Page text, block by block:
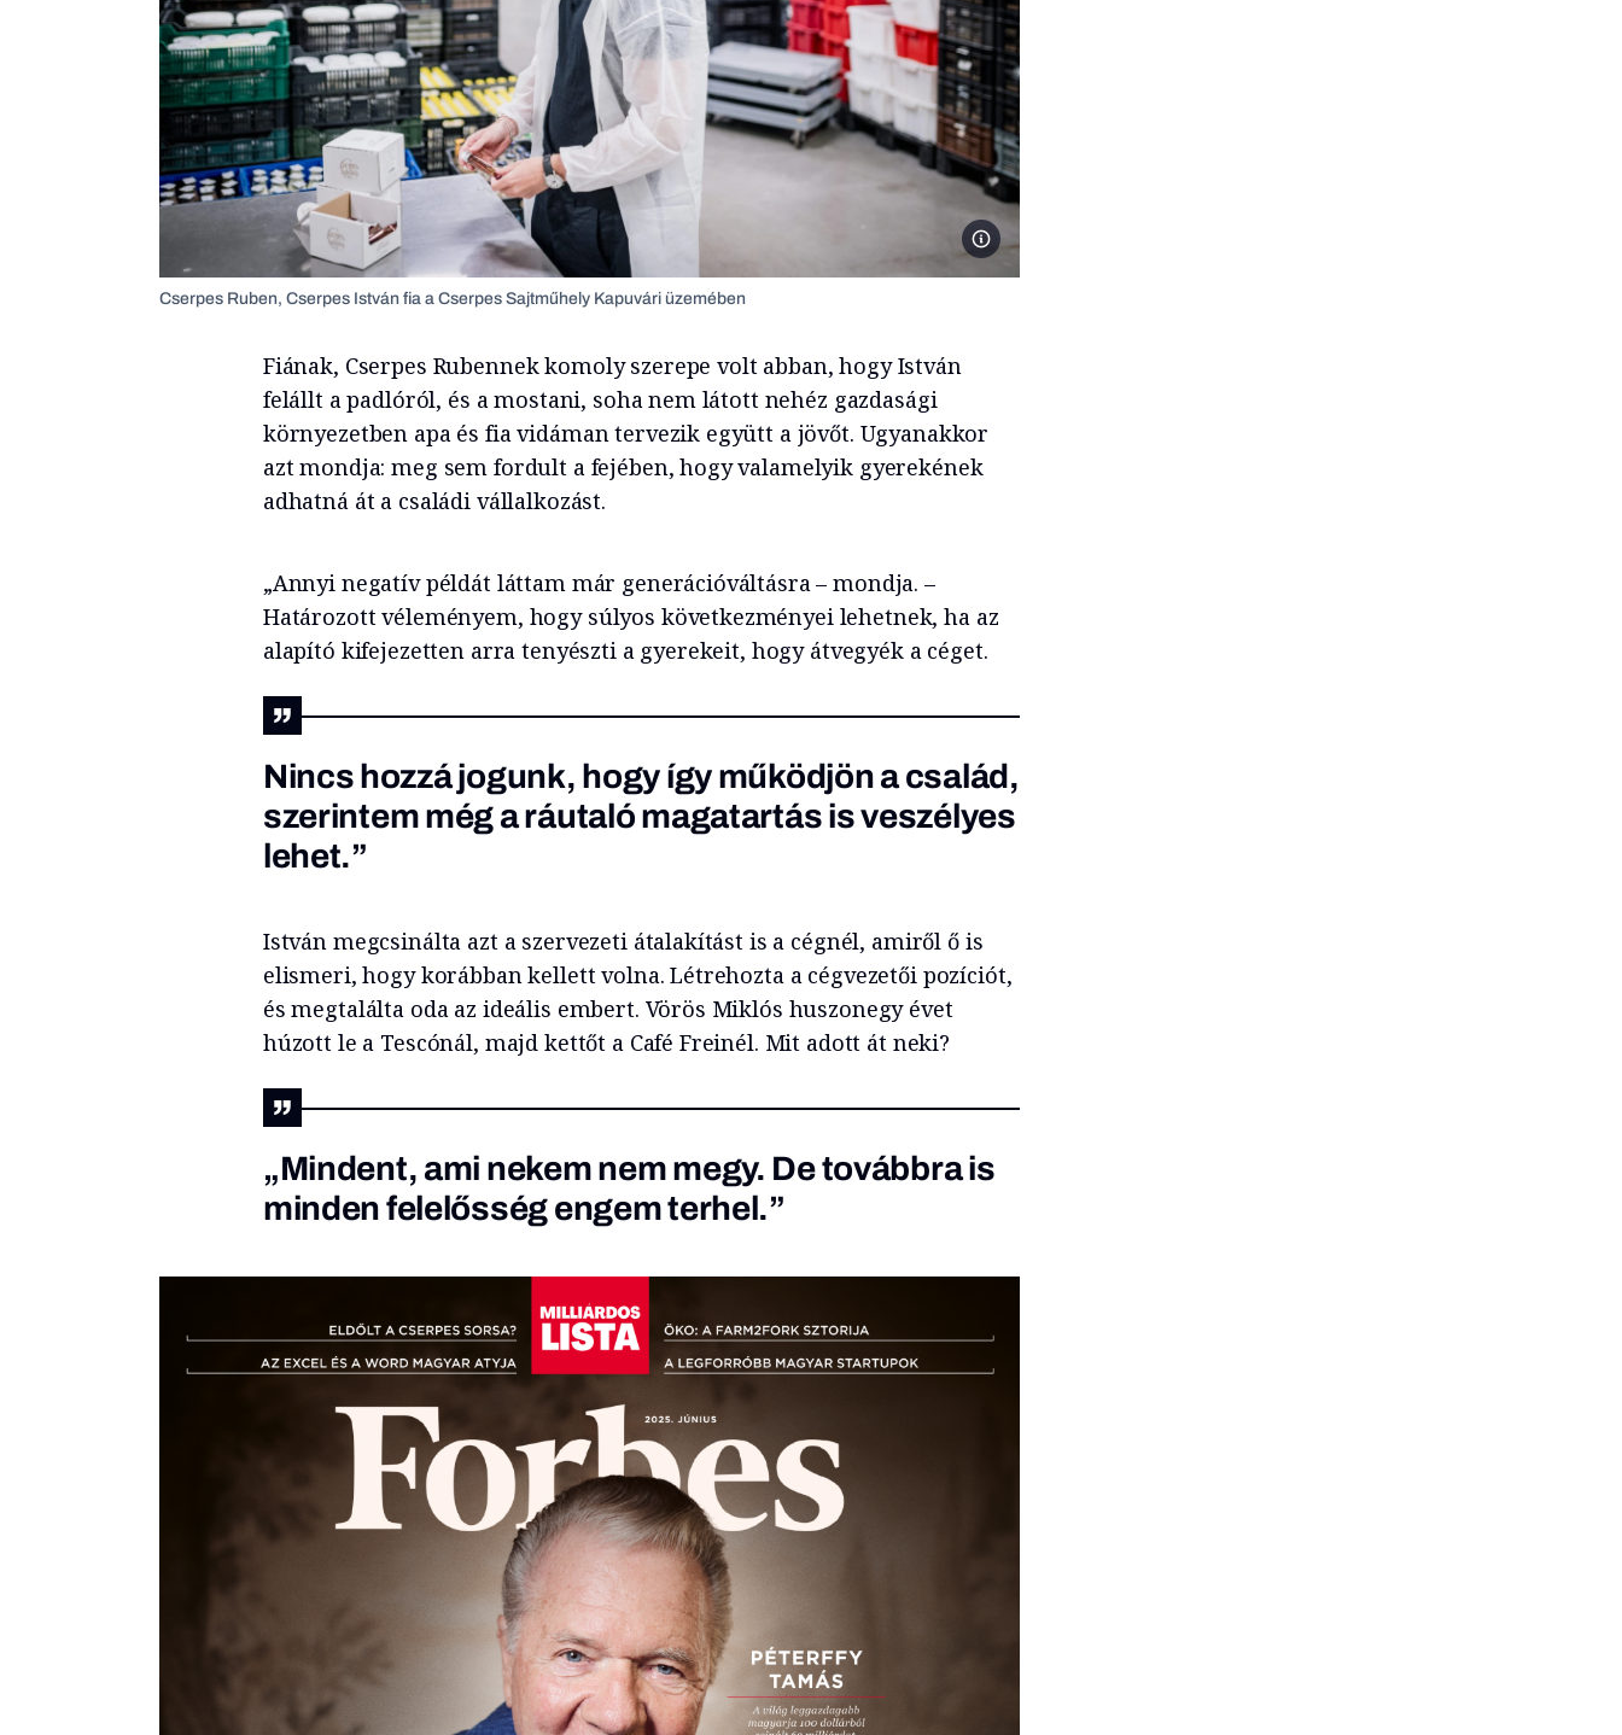
Cserpes Ruben, Cserpes István fia a Cserpes Sajtműhely Kapuvári üzemében
Cserpes Ruben, Cserpes István fia a Cserpes Sajtműhely Kapuvári üzemében
Fiának, Cserpes Rubennek komoly szerepe volt abban, hogy István
felállt a padlóról, és a mostani, soha nem látott nehéz gazdasági
környezetben apa és fia vidáman tervezik együtt a jövőt. Ugyanakkor
azt mondja: meg sem fordult a fejében, hogy valamelyik gyerekének
adhatná át a családi vállalkozást.
„Annyi negatív példát láttam már generációváltásra – mondja. –
Határozott véleményem, hogy súlyos következményei lehetnek, ha az
alapító kifejezetten arra tenyészti a gyerekeit, hogy átvegyék a céget.
Nincs hozzá jogunk, hogy így működjön a család,
szerintem még a ráutaló magatartás is veszélyes
lehet.”
István megcsinálta azt a szervezeti átalakítást is a cégnél, amiről ő is
elismeri, hogy korábban kellett volna. Létrehozta a cégvezetői pozíciót,
és megtalálta oda az ideális embert. Vörös Miklós huszonegy évet
húzott le a Tescónál, majd kettőt a Café Freinél. Mit adott át neki?
„Mindent, ami nekem nem megy. De továbbra is
minden felelősség engem terhel.”